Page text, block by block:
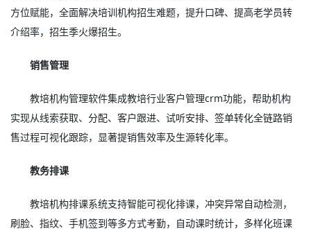
方位赋能，全面解决培训机构招生难题，提升口碑、提高老学员转
介绍率，招生季火爆招生。
销售管理
教培机构管理软件集成教培行业客户管理crm功能，帮助机构
实现从线索获取、分配、客户跟进、试听安排、签单转化全链路销
售过程可视化跟踪，显著提销售效率及生源转化率。
教务排课
教培机构排课系统支持智能可视化排课，冲突异常自动检测，
刷脸、指纹、手机签到等多方式考勤，自动课时统计，多样化班课